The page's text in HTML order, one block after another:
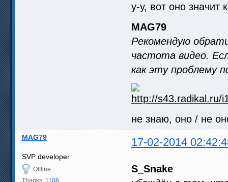
у-у, вот оно значит
MAG79
Рекомендую
частота видео.
как эту проблему
не знаю, оно / не
MAG79 17-02-2014
SVP developer
Offline
Thanks: 1108
S_Snake